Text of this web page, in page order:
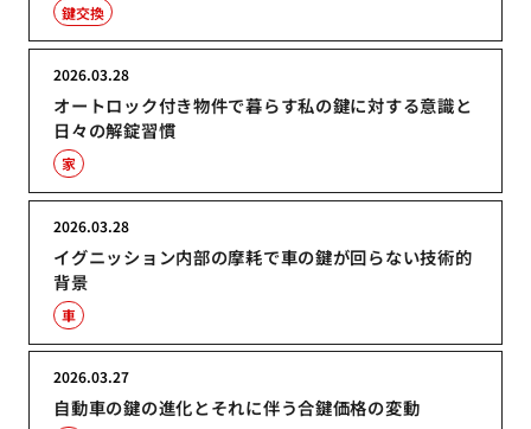
鍵交換
オートロック付き物件で暮らす私の鍵に対する意識と
日々の解錠習慣
2026.03.28
家
イグニッション内部の摩耗で車の鍵が回らない技術的
背景
2026.03.28
車
自動車の鍵の進化とそれに伴う合鍵価格の変動
2026.03.27